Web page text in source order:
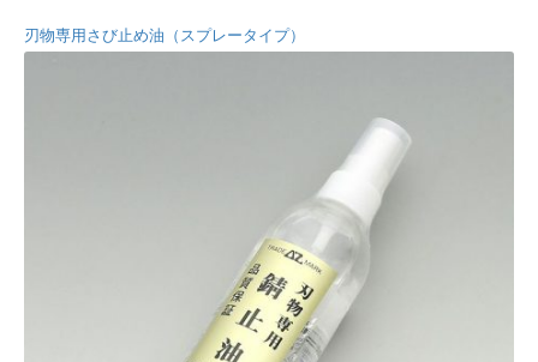
刃物専用さび止め油（スプレータイプ）